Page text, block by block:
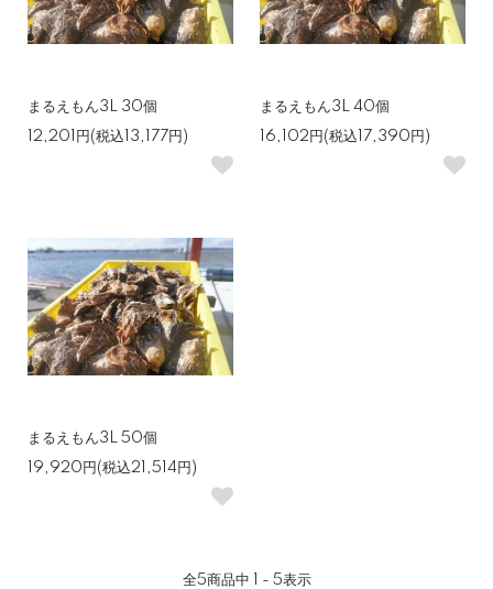
まるえもん3L 30個
12,201円(税込13,177円)
まるえもん3L 40個
16,102円(税込17,390円)
まるえもん3L 50個
19,920円(税込21,514円)
全5商品中 1 - 5表示